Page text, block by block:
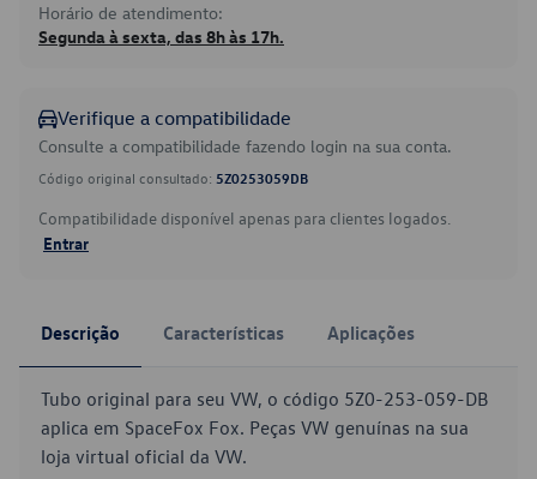
Horário de atendimento:
Segunda à sexta, das 8h às 17h.
Verifique a compatibilidade
Consulte a compatibilidade fazendo login na sua conta.
Código original consultado: 5Z0253059DB
Compatibilidade disponível apenas para clientes logados.
Entrar
Descrição Características Aplicações
Tubo original para seu VW, o código 5Z0-253-059-DB
aplica em SpaceFox Fox. Peças VW genuínas na sua
loja virtual oficial da VW.